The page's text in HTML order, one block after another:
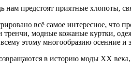
нам предстоят приятные хлопоты,
всё самое интересное,
модные кожаные куртки,
этому многообразию
в историю моды XX века,